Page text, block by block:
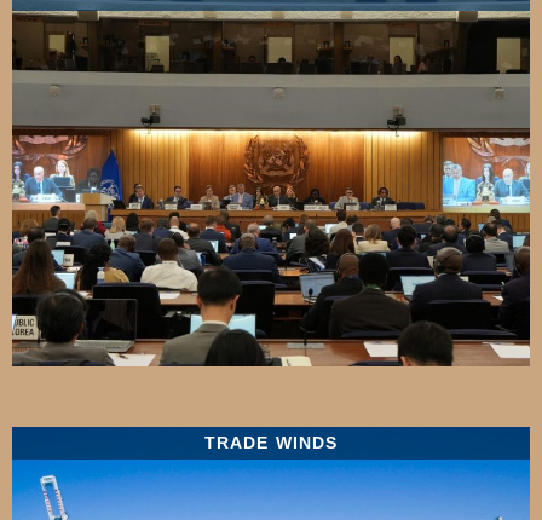
TRADE WINDS